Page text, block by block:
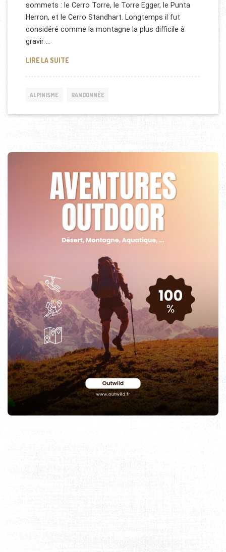
sommets : le Cerro Torre, le Torre Egger, le Punta
Herron, et le Cerro Standhart. Longtemps il fut
considéré comme la montagne la plus difficile à
gravir …
LIRE LA SUITECERRO TORRE EN PATAGONIE
ALPINISME RANDONNÉE